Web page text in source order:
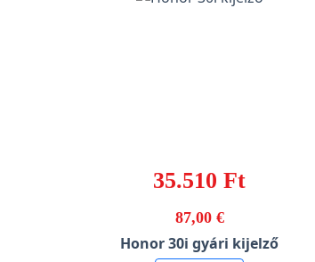
35.510 Ft
87,00 €
Honor 30i gyári kijelző